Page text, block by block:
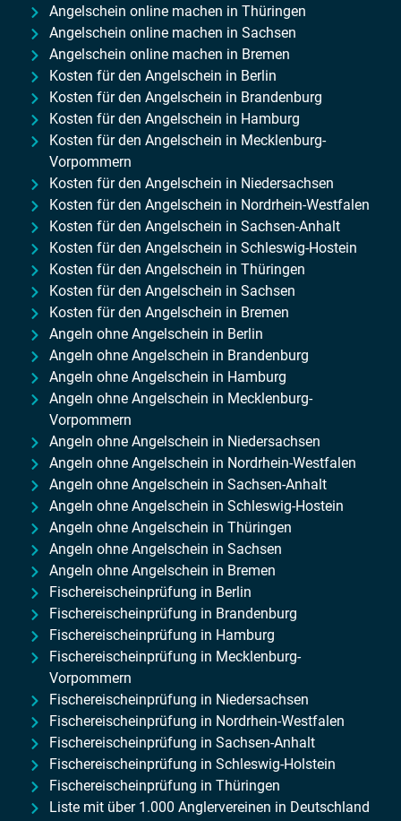
Angelschein online machen in Thüringen
Angelschein online machen in Sachsen
Angelschein online machen in Bremen
Kosten für den Angelschein in Berlin
Kosten für den Angelschein in Brandenburg
Kosten für den Angelschein in Hamburg
Kosten für den Angelschein in Mecklenburg-
Vorpommern
Kosten für den Angelschein in Niedersachsen
Kosten für den Angelschein in Nordrhein-Westfalen
Kosten für den Angelschein in Sachsen-Anhalt
Kosten für den Angelschein in Schleswig-Hostein
Kosten für den Angelschein in Thüringen
Kosten für den Angelschein in Sachsen
Kosten für den Angelschein in Bremen
Angeln ohne Angelschein in Berlin
Angeln ohne Angelschein in Brandenburg
Angeln ohne Angelschein in Hamburg
Angeln ohne Angelschein in Mecklenburg-
Vorpommern
Angeln ohne Angelschein in Niedersachsen
Angeln ohne Angelschein in Nordrhein-Westfalen
Angeln ohne Angelschein in Sachsen-Anhalt
Angeln ohne Angelschein in Schleswig-Hostein
Angeln ohne Angelschein in Thüringen
Angeln ohne Angelschein in Sachsen
Angeln ohne Angelschein in Bremen
Fischereischeinprüfung in Berlin
Fischereischeinprüfung in Brandenburg
Fischereischeinprüfung in Hamburg
Fischereischeinprüfung in Mecklenburg-
Vorpommern
Fischereischeinprüfung in Niedersachsen
Fischereischeinprüfung in Nordrhein-Westfalen
Fischereischeinprüfung in Sachsen-Anhalt
Fischereischeinprüfung in Schleswig-Holstein
Fischereischeinprüfung in Thüringen
Liste mit über 1.000 Anglervereinen in Deutschland